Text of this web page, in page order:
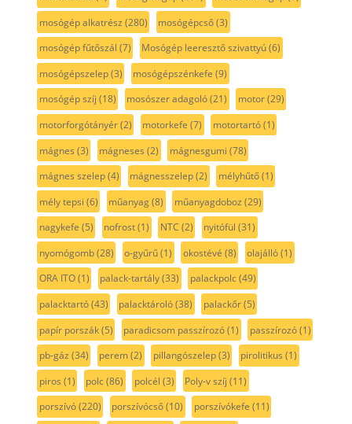
mosógép alkatrész (280) mosógépcső(3)
mosógép fűtőszál (7) Mosógép leeresztő szivattyú(6)
mosógépszelep(3) mosógépszénkefe (9)
mosógép szíj (18) mosószer adagoló(21) motor(29)
motorforgótányér(2) motorkefe (7) motortartó(1)
mágnes (3) mágneses (2) mágnesgumi (78)
mágnes szelep(4) mágnesszelep(2) mélyhűtő(1)
mély tepsi (6) műanyag(8) műanyagdoboz (29)
nagykefe (5) nofrost(1) NTC (2) nyitófül (31)
nyomógomb(28) o-gyűrű(1) okostévé (8) olajálló(1)
ORA ITO(1) palack-tartály(33) palackpolc(49)
palacktartó(43) palacktároló(38) palackőr(5)
papír porszák(5) paradicsom passzírozó(1) passzírozó(1)
pb-gáz (34) perem(2) pillangószelep(3) pirolitikus (1)
piros (1) polc(86) polcél (3) Poly-v szíj (11)
porszívó(220) porszívócső(10) porszívókefe (11)